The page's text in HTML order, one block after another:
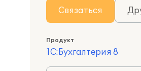
Связаться
Продукт
1С:Бухгалтерия 8